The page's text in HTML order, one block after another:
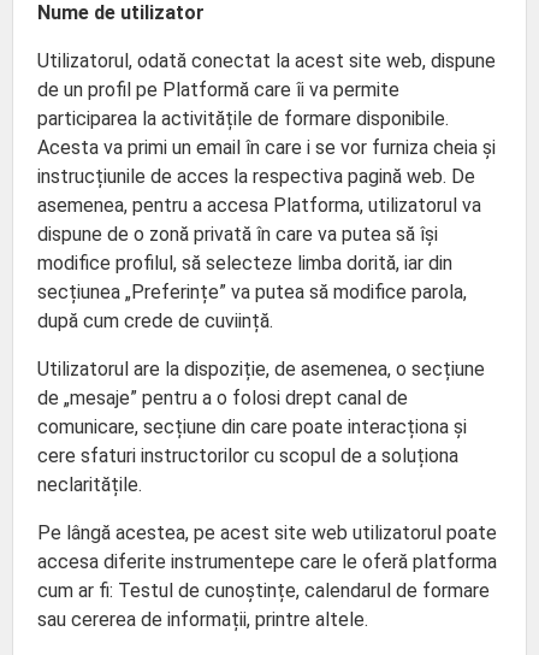
Nume de utilizator
Utilizatorul, odată conectat la acest site web, dispune
de un profil pe Platformă care îi va permite
participarea la activitățile de formare disponibile.
Acesta va primi un email în care i se vor furniza cheia și
instrucțiunile de acces la respectiva pagină web. De
asemenea, pentru a accesa Platforma, utilizatorul va
dispune de o zonă privată în care va putea să își
modifice profilul, să selecteze limba dorită, iar din
secțiunea „Preferințe” va putea să modifice parola,
după cum crede de cuviință.
Utilizatorul are la dispoziție, de asemenea, o secțiune
de „mesaje” pentru a o folosi drept canal de
comunicare, secțiune din care poate interacționa și
cere sfaturi instructorilor cu scopul de a soluționa
neclaritățile.
Pe lângă acestea, pe acest site web utilizatorul poate
accesa diferite instrumentepe care le oferă platforma
cum ar fi: Testul de cunoștințe, calendarul de formare
sau cererea de informații, printre altele.